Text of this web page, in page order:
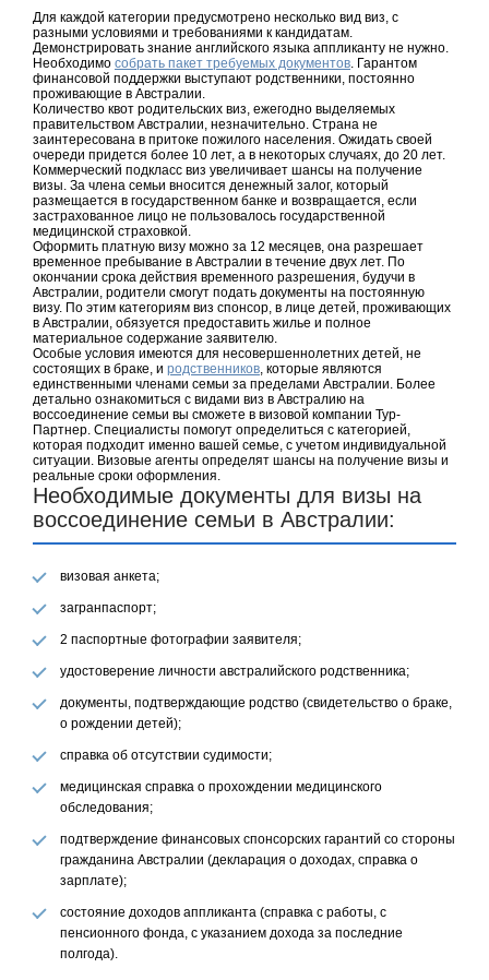
Для каждой категории предусмотрено несколько вид виз, с
разными условиями и требованиями к кандидатам.
Демонстрировать знание английского языка аппликанту не нужно.
Необходимо собрать пакет требуемых документов. Гарантом
финансовой поддержки выступают родственники, постоянно
проживающие в Австралии.
Количество квот родительских виз, ежегодно выделяемых
правительством Австралии, незначительно. Страна не
заинтересована в притоке пожилого населения. Ожидать своей
очереди придется более 10 лет, а в некоторых случаях, до 20 лет.
Коммерческий подкласс виз увеличивает шансы на получение
визы. За члена семьи вносится денежный залог, который
размещается в государственном банке и возвращается, если
застрахованное лицо не пользовалось государственной
медицинской страховкой.
Оформить платную визу можно за 12 месяцев, она разрешает
временное пребывание в Австралии в течение двух лет. По
окончании срока действия временного разрешения, будучи в
Австралии, родители смогут подать документы на постоянную
визу. По этим категориям виз спонсор, в лице детей, проживающих
в Австралии, обязуется предоставить жилье и полное
материальное содержание заявителю.
Особые условия имеются для несовершеннолетних детей, не
состоящих в браке, и родственников, которые являются
единственными членами семьи за пределами Австралии. Более
детально ознакомиться с видами виз в Австралию на
воссоединение семьи вы сможете в визовой компании Тур-
Партнер. Специалисты помогут определиться с категорией,
которая подходит именно вашей семье, с учетом индивидуальной
ситуации. Визовые агенты определят шансы на получение визы и
реальные сроки оформления.
Необходимые документы для визы на
воссоединение семьи в Австралии:
визовая анкета;
загранпаспорт;
2 паспортные фотографии заявителя;
удостоверение личности австралийского родственника;
документы, подтверждающие родство (свидетельство о браке,
о рождении детей);
справка об отсутствии судимости;
медицинская справка о прохождении медицинского
обследования;
подтверждение финансовых спонсорских гарантий со стороны
гражданина Австралии (декларация о доходах, справка о
зарплате);
состояние доходов аппликанта (справка с работы, с
пенсионного фонда, с указанием дохода за последние
полгода).